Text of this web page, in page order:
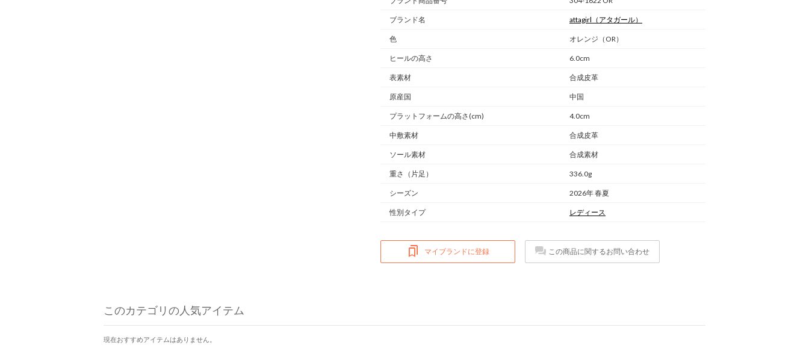
ブランド名 attagirl （アタガール）
色 オレンジ（OR）
ヒールの高さ 6.0cm
表素材 合成皮革
原産国 中国
プラットフォームの高さ(cm) 4.0cm
中敷素材 合成皮革
ソール素材 合成素材
重さ （片足） 336.0g
シーズン 2026年 春夏
性別タイプ レディース
マイブランドに登録 この商品に関するお問い合わせ
このカテゴリの人気アイテム
現在おすすめアイテムはありません。